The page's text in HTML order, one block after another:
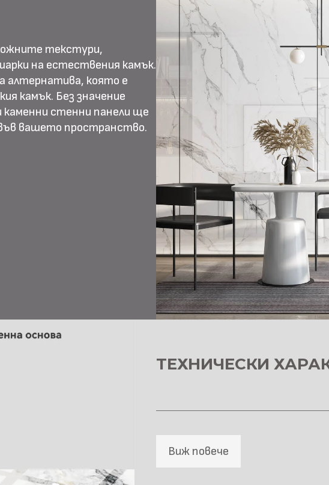
текстури,
на естествения камък.
алтернатива, която е
камък. Без значение
стенни панели ще
вашето пространство.
ТЕХНИЧЕСКИ
Виж повече